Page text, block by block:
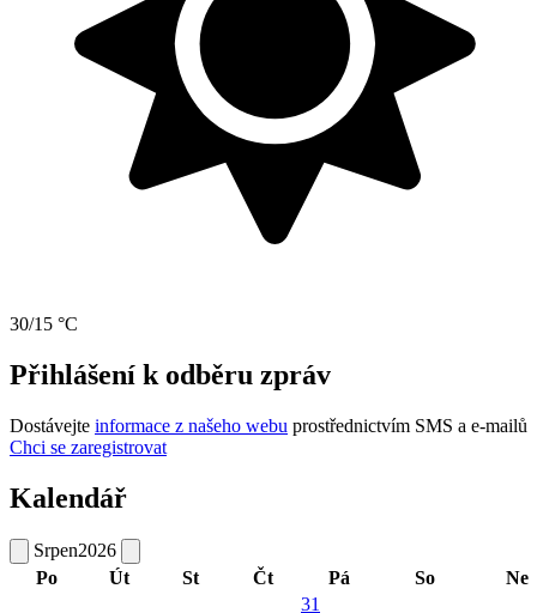
30/15 °C
Přihlášení k odběru zpráv
Dostávejte informace z našeho webu prostřednictvím SMS a e-mailů
Chci se zaregistrovat
Kalendář
Srpen2026
Po
Út St Čt Pá So Ne
31